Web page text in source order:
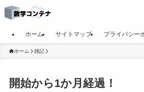
ホーム サイトマップ プライバシー
ホーム 雑記
開始から1か月経過！